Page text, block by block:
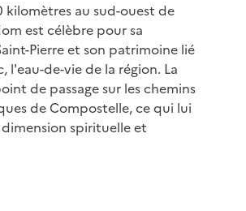
kilomètres au sud-ouest de
est célèbre pour sa
Pierre et son patrimoine lié
l'eau-de-vie de la région. La
de passage sur les chemins
de Compostelle, ce qui lui
spirituelle et